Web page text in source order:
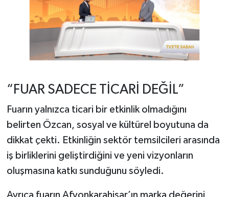
“FUAR SADECE TİCARİ DEĞİL”
Fuarın yalnızca ticari bir etkinlik olmadığını
belirten Özcan, sosyal ve kültürel boyutuna da
dikkat çekti. Etkinliğin sektör temsilcileri arasında
iş birliklerini geliştirdiğini ve yeni vizyonların
oluşmasına katkı sunduğunu söyledi.